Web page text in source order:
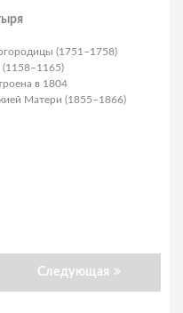
(1751–1758)
(1158–1165)
в 1804
Матери (1855–1866)
Следующая